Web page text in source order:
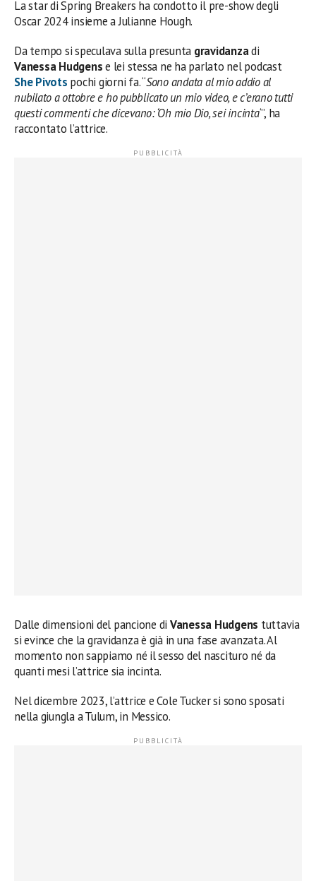
La star di Spring Breakers ha condotto il pre-show degli
Oscar 2024 insieme a Julianne Hough.
Da tempo si speculava sulla presunta gravidanzadi
Vanessa Hudgense lei stessa ne ha parlato nel podcast
She Pivots pochi giorni fa. “Sono andata al mio addio al
nubilato a ottobre e ho pubblicato un mio video, e c’erano tutti
questi commenti che dicevano: ‘Oh mio Dio, sei incinta‘”, ha
raccontato l’attrice.
Dalle dimensioni del pancione di Vanessa Hudgens tuttavia
si evince che la gravidanza è già in una fase avanzata. Al
momento non sappiamo né il sesso del nascituro né da
quanti mesi l’attrice sia incinta.
Nel dicembre 2023, l’attrice e Cole Tucker si sono sposati
nella giungla a Tulum, in Messico.